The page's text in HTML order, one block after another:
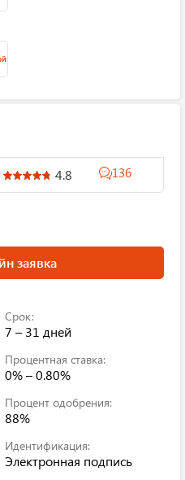
4.8 136
заявка
Срок:
7 – 31 дней
Процентная ставка:
0% – 0.80%
Процент одобрения:
88%
Идентификация:
Электронная подпись